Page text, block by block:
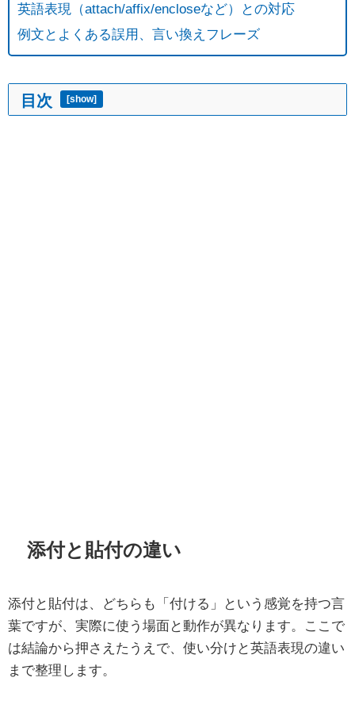
英語表現（attach/affix/encloseなど）との対応
例文とよくある誤用、言い換えフレーズ
目次 [show]
添付と貼付の違い
添付と貼付は、どちらも「付ける」という感覚を持つ言
葉ですが、実際に使う場面と動作が異なります。ここで
は結論から押さえたうえで、使い分けと英語表現の違い
まで整理します。